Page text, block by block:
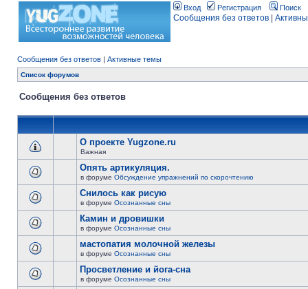
Вход Регистрация Поиск
Сообщения без ответов
Сообщения без ответов | Активные темы
Список форумов
Сообщения без ответов
О проекте Yugzone.ru
Важная
Опять артикуляция.
в форуме Обсуждение упражнений по скорочтению
Снилось как рисую
в форуме Осознанные сны
Камин и дровишки
в форуме Осознанные сны
мастопатия молочной железы
в форуме Осознанные сны
Просветление и йога-сна
в форуме Осознанные сны